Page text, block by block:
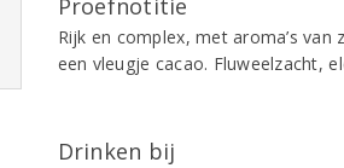
Rijk en complex, met aroma’s
een vleugje cacao. Fluweelzacht,
Drinken bij